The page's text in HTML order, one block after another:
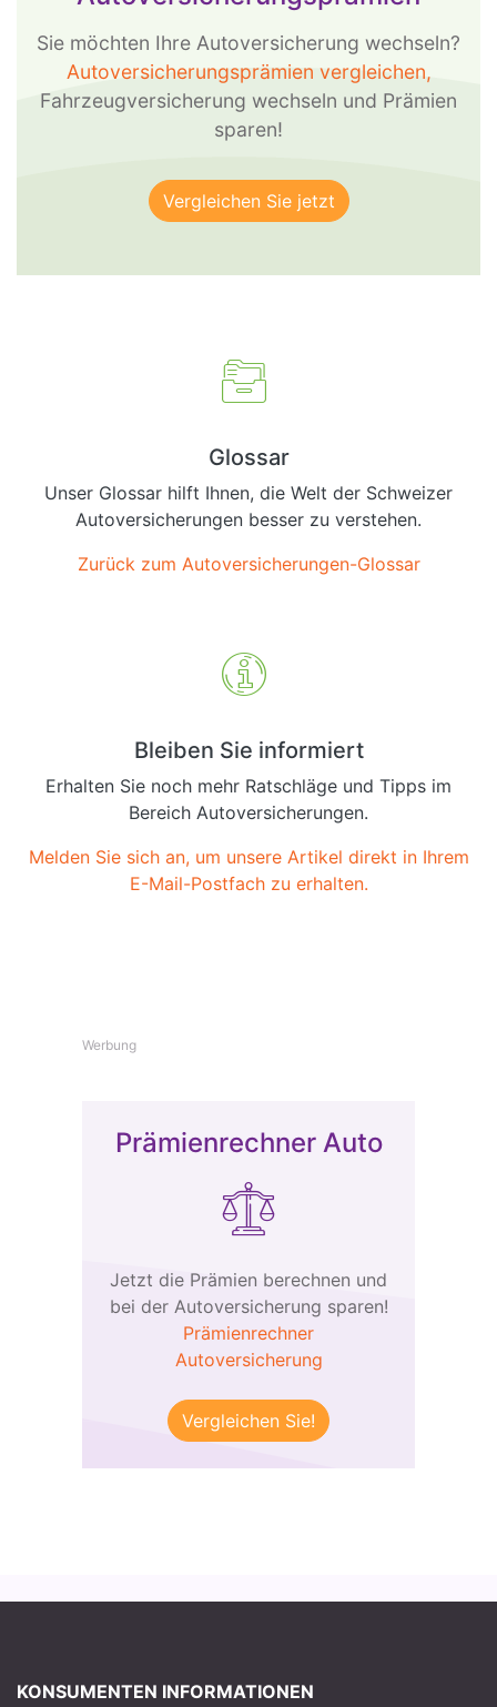
Sie möchten Ihre Autoversicherung wechseln?
Autoversicherungsprämien vergleichen,
Fahrzeugversicherung wechseln und Prämien
sparen!
Glossar
Unser Glossar hilft Ihnen, die Welt der Schweizer
Autoversicherungen besser zu verstehen.
Zurück zum Autoversicherungen-Glossar
Bleiben Sie informiert
Erhalten Sie noch mehr Ratschläge und Tipps im
Bereich Autoversicherungen.
Melden Sie sich an, um unsere Artikel direkt in Ihrem
E-Mail-Postfach zu erhalten.
Werbung
Prämienrechner Auto
Jetzt die Prämien berechnen und
bei der Autoversicherung sparen!
Prämienrechner
Autoversicherung
Vergleichen Sie!
KONSUMENTEN INFORMATIONEN